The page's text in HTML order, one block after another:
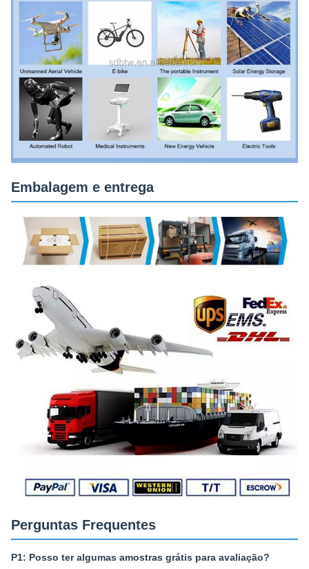
Embalagem e entrega
Perguntas Frequentes
P1: Posso ter algumas amostras grátis para avaliação?